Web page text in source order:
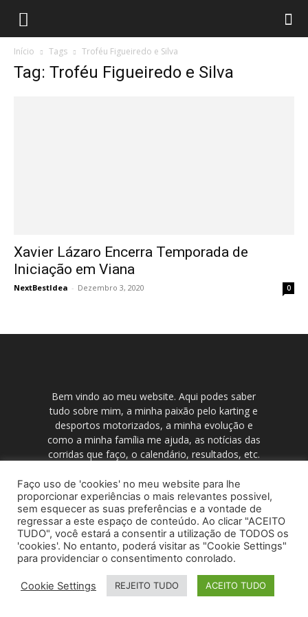
Início Tags Troféu Figueiredo e Silva
Tag: Troféu Figueiredo e Silva
Xavier Lázaro Encerra Temporada de
Iniciação em Viana
NextBestIdea - Dezembro 3, 2020 0
Bem vindo ao meu website. Aqui podes saber
tudo sobre mim, a minha paixão pelo karting e
desportos motorizados, a minha evolução e
como a minha família me ajuda, as notícias das
corridas que faço, o calendário, resultados, etc.
conhecer os meus patrocinadores.
POLÍTICA DE PRIVACIDADE TERMOS DE USO
© NextBestIdea (Todos os Direitos Reservados)
Faço uso de 'cookies' no meu website para lhe
proporcionar experiências o mais relevantes possivel,
sem esquecer as suas preferências e a vontade de
regressar a este espaço de conteúdo. Ao clicar "ACEITO
TUDO", você estará a consentir a utilização de TODOS os
'cookies'. No entanto, poderá visitar as "Cookie Settings"
para providenciar o consentimento conrolado.
Cookie Settings REJEITO TUDO ACEITO TUDO